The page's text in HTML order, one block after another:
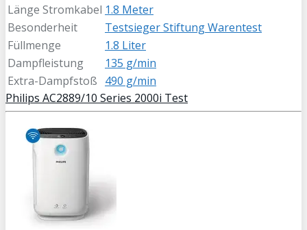
Länge Stromkabel 1.8 Meter
Besonderheit
Testsieger Stiftung Warentest
Füllmenge
1.8 Liter
Dampfleistung
135 g/min
Extra-Dampfstoß 490 g/min
Philips AC2889/10 Series 2000i Test